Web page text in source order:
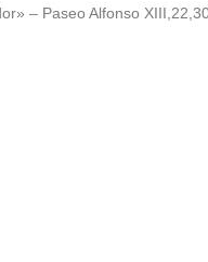
– Paseo Alfonso